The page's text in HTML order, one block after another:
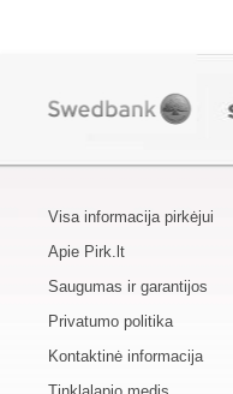
Visa informacija pirkėjui
Apie Pirk.lt
Saugumas ir garantijos
Privatumo politika
Kontaktinė informacija